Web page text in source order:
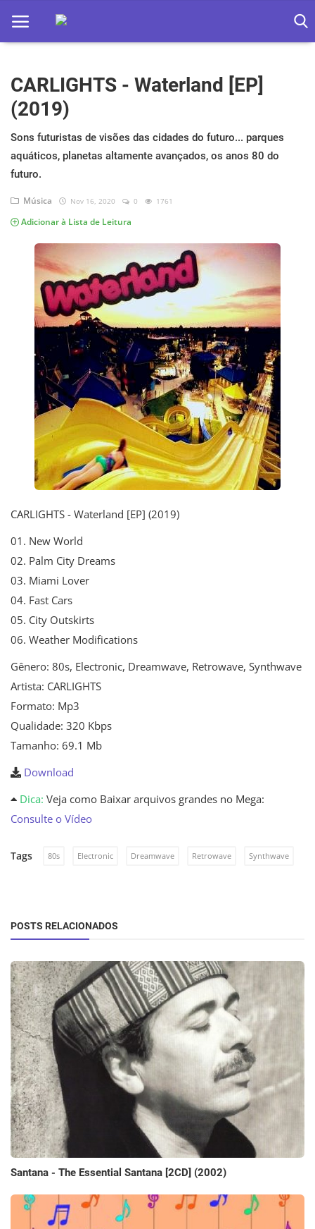
Home
Apps
Ebooks
Games
Web
Jogos hoje na TV
CARLIGHTS - Waterland [EP]
(2019)
Sons futuristas de visões das cidades do futuro... parques
aquáticos, planetas altamente avançados, os anos 80 do
futuro.
Música Nov 16, 2020 0 1761
Adicionar à Lista de Leitura
CARLIGHTS - Waterland [EP] (2019)
01. New World
02. Palm City Dreams
03. Miami Lover
04. Fast Cars
05. City Outskirts
06. Weather Modifications
Gênero: 80s, Electronic, Dreamwave, Retrowave, Synthwave
Artista: CARLIGHTS
Formato: Mp3
Qualidade: 320 Kbps
Tamanho: 69.1 Mb
Download
Dica: Veja como Baixar arquivos grandes no Mega:
Consulte o Vídeo
Tags 80s Electronic Dreamwave Retrowave Synthwave
POSTS RELACIONADOS
Santana - The Essential Santana [2CD] (2002)